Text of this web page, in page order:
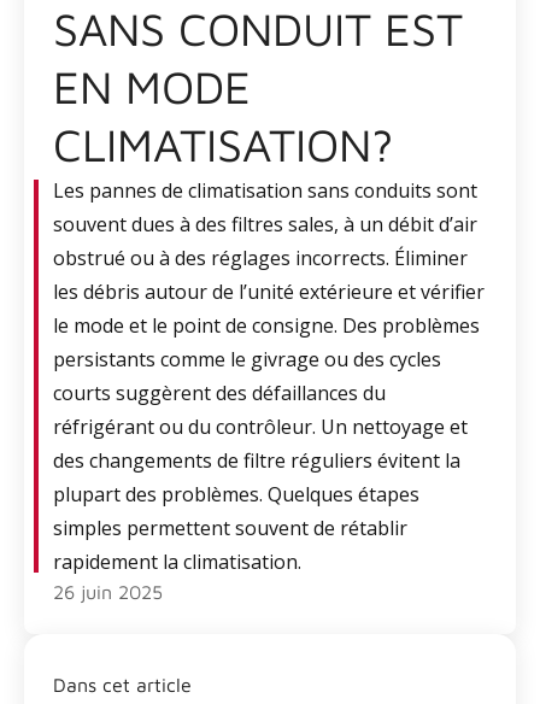
SANS CONDUIT EST
EN MODE
CLIMATISATION?
Les pannes de climatisation sans conduits sont
souvent dues à des filtres sales, à un débit d’air
obstrué ou à des réglages incorrects. Éliminer
les débris autour de l’unité extérieure et vérifier
le mode et le point de consigne. Des problèmes
persistants comme le givrage ou des cycles
courts suggèrent des défaillances du
réfrigérant ou du contrôleur. Un nettoyage et
des changements de filtre réguliers évitent la
plupart des problèmes. Quelques étapes
simples permettent souvent de rétablir
rapidement la climatisation.
26 juin 2025
Dans cet article